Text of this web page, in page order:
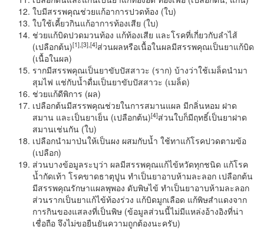
ใบมีสรรพคุณช่วยแก้อาการปวดท้อง (ใบ)
ใบใช้เคี้ยวกินแก้อาการท้องเสีย (ใบ)
ช่วยแก้บิดปวดมวนท้อง แก้ท้องเสีย และโรคที่เกี่ยวกับลำไส้
(เปลือกต้น)[1],[3],[4]ส่วนผลหรือเนื้อในผลมีสรรพคุณเป็นยาแก้บิด
(เนื้อในผล)
รากมีสรรพคุณเป็นยาขับปัสสาวะ (ราก) บ้างว่าใช้เมล็ดนำมา
สุมไฟ แช่กับน้ำดื่มเป็นยาขับปัสสาวะ (เมล็ด)
ช่วยแก้ดีพิการ (ผล)
เปลือกต้นมีสรรพคุณช่วยในการสมานแผล มีกลิ่นหอม ฝาด
สมาน และเป็นยาเย็น (เปลือกต้น)[4]ส่วนใบก็มีฤทธิ์เป็นยาฝาด
สมานเช่นกัน (ใบ)
เปลือกนำมาป่นให้เป็นผง ผสมกับน้ำ ใช้ทาแก้โรคปวดตามข้อ
(เปลือก)
ส่วนบางข้อมูลระบุว่า ผลมีสรรพคุณแก้ไข้หวัดทุกชนิด แก้โรค
น้ำกัดเท้า โรคขาดธาตุปูน ทำเป็นยาอาบห้ามละลอก เปลือกต้น
มีสรรพคุณรักษาแผลพุพอง ดับพิษไข้ ทำเป็นยาอาบห้ามละลอก
ส่วนรากเป็นยาแก้ไข้ท้องร่วง แก้บิดมูกเลือด แก้พิษสำแดงจาก
การกินของแสลงที่เป็นพิษ (ข้อมูลส่วนนี้ไม่มีแหล่งอ้างอิงที่น่า
เชื่อถือ จึงไม่ขอยืนยันความถูกต้องนะครับ)